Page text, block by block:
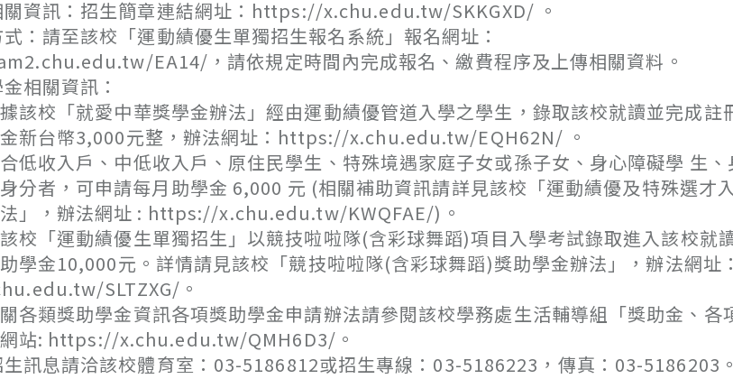
關資訊：招生簡章連結網址：https://x.chu.edu.tw/SKKGXD/ 。
：請至該校「運動績優生單獨招生報名系統」報名網址：
EA14/，請依規定時間內完成報名、繳費程序及上傳相關資料。
相關資訊：
校「就愛中華獎學金辦法」經由運動績優管道入學之學生，錄取該校就讀並完成註
新台幣3,000元整，辦法網址：https://x.chu.edu.tw/EQH62N/ 。
收入戶、中低收入戶、原住民學生、特殊境遇家庭子女或孫子女、身心障礙學 生、
分者，可申請每月助學金 6,000 元 (相關補助資訊請詳見該校「運動績優及特殊選才
」，辦法網址 : https://x.chu.edu.tw/KWQFAE/)。
「運動績優生單獨招生」以競技啦啦隊(含彩球舞蹈)項目入學考試錄取進入該校就
學金10,000元。詳情請見該校「競技啦啦隊(含彩球舞蹈)獎助學金辦法」，辦法網址
SLTZXG/。
類獎助學金資訊各項獎助學金申請辦法請參閱該校學務處生活輔導組「獎助金、各
站: https://x.chu.edu.tw/QMH6D3/。
生訊息請洽該校體育室：03-5186812或招生專線：03-5186223，傳真：03-5186203